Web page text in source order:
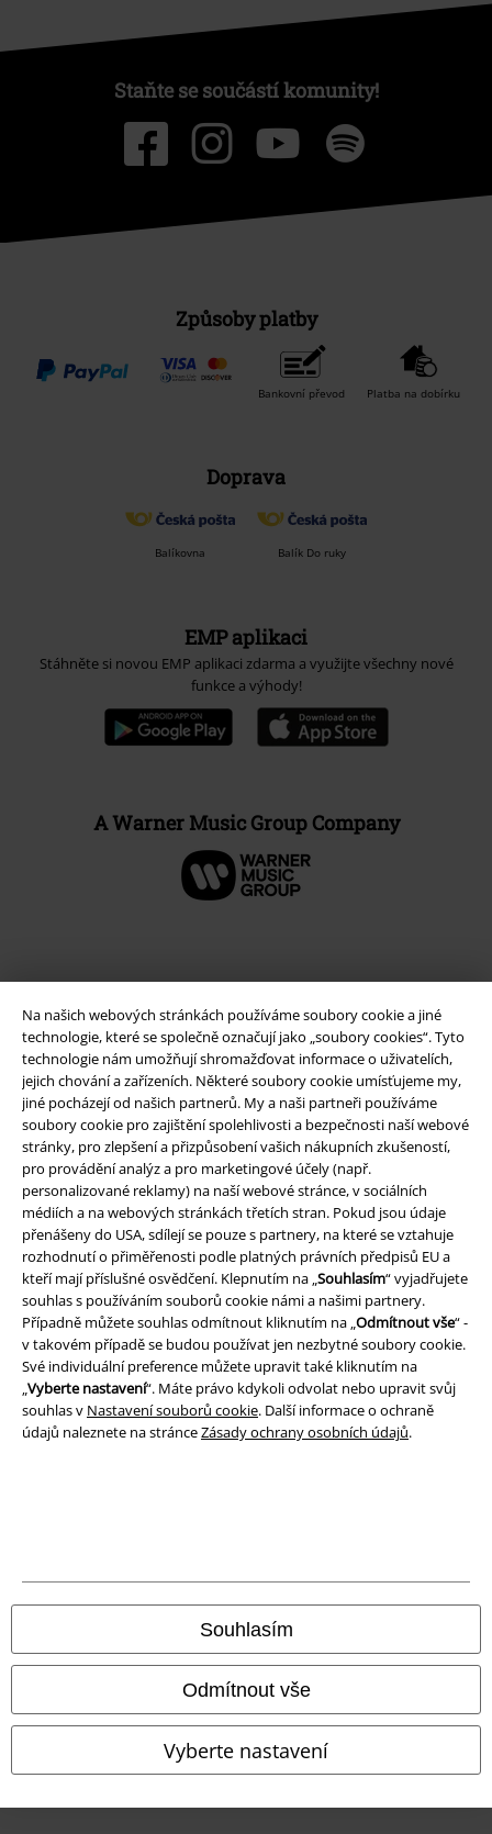
Na našich webových stránkách používáme soubory cookie a jiné
technologie, které se společně označují jako „soubory cookies“. Tyto
technologie nám umožňují shromažďovat informace o uživatelích,
jejich chování a zařízeních. Některé soubory cookie umísťujeme my,
jiné pocházejí od našich partnerů. My a naši partneři používáme
soubory cookie pro zajištění spolehlivosti a bezpečnosti naší webové
stránky, pro zlepšení a přizpůsobení vašich nákupních zkušeností,
pro provádění analýz a pro marketingové účely (např.
personalizované reklamy) na naší webové stránce, v sociálních
médiích a na webových stránkách třetích stran. Pokud jsou údaje
přenášeny do USA, sdílejí se pouze s partnery, na které se vztahuje
rozhodnutí o přiměřenosti podle platných právních předpisů EU a
kteří mají příslušné osvědčení. Klepnutím na „Souhlasím“ vyjadřujete
souhlas s používáním souborů cookie námi a našimi partnery.
Případně můžete souhlas odmítnout kliknutím na „Odmítnout vše“ -
v takovém případě se budou používat jen nezbytné soubory cookie.
Své individuální preference můžete upravit také kliknutím na
„Vyberte nastavení“. Máte právo kdykoli odvolat nebo upravit svůj
souhlas v Nastavení souborů cookie. Další informace o ochraně
údajů naleznete na stránceZásady ochrany osobních údajů.
Souhlasím
Odmítnout vše
Vyberte nastavení
Staňte se součástí komunity!
Způsoby platby
Bankovní převod Platba na dobírku
Doprava
Balíkovna Balík Do ruky
EMP aplikaci
Stáhněte si novou EMP aplikaci zdarma a využijte všechny nové
funkce a výhody!
A Warner Music Group Company
Právní informace
Podmínky
Prohlášení
Ochrana osobních údajů
Likvidace odpadu a ochrana životního prostředí
Prohlášení o shodě
Informace o přístupnosti
© 1986-2026 EMP Merchandising
Naše online obchody
EMP International
EMP France